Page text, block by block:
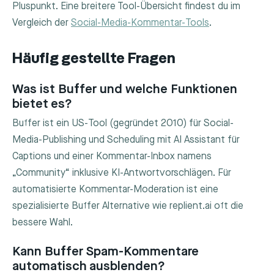
Pluspunkt. Eine breitere Tool-Übersicht findest du im
Vergleich der Social-Media-Kommentar-Tools.
Häufig gestellte Fragen
Was ist Buffer und welche Funktionen
bietet es?
Buffer ist ein US-Tool (gegründet 2010) für Social-
Media-Publishing und Scheduling mit AI Assistant für
Captions und einer Kommentar-Inbox namens
„Community“ inklusive KI-Antwortvorschlägen. Für
automatisierte Kommentar-Moderation ist eine
spezialisierte Buffer Alternative wie replient.ai oft die
bessere Wahl.
Kann Buffer Spam-Kommentare
automatisch ausblenden?